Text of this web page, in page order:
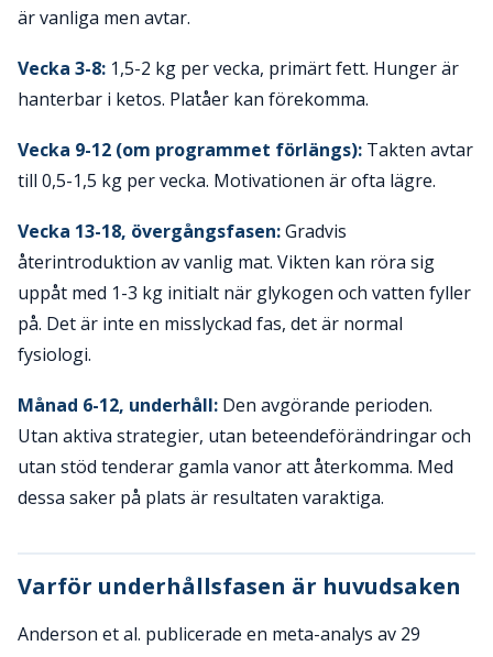
är vanliga men avtar.
Vecka 3-8: 1,5-2 kg per vecka, primärt fett. Hunger är
hanterbar i ketos. Platåer kan förekomma.
Vecka 9-12 (om programmet förlängs): Takten avtar
till 0,5-1,5 kg per vecka. Motivationen är ofta lägre.
Vecka 13-18, övergångsfasen:Gradvis
återintroduktion av vanlig mat. Vikten kan röra sig
uppåt med 1-3 kg initialt när glykogen och vatten fyller
på. Det är inte en misslyckad fas, det är normal
fysiologi.
Månad 6-12, underhåll: Den avgörande perioden.
Utan aktiva strategier, utan beteendeförändringar och
utan stöd tenderar gamla vanor att återkomma. Med
dessa saker på plats är resultaten varaktiga.
Varför underhållsfasen är huvudsaken
Anderson et al. publicerade en meta-analys av 29